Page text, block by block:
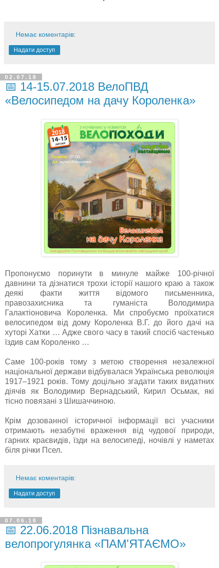
Немає коментарів:
Надати доступ
02.07.18
📅 14-15.07.2018 ВелоПВД
«Велосипедом на дачу Короленка»
Пропонуємо поринути в минуле майже 100-річної
давнини та дізнатися трохи історії нашого краю а також
деякі факти життя відомого письменника,
правозахисника та гуманіста Володимира
Галактіоновича Короленка. Ми спробуємо проїхатися
велосипедом від дому Короленка В.Г. до його дачі на
хуторі Хатки … Адже свого часу в такий спосіб частенько
їздив сам Короленко …
Саме 100-років тому з метою створення незалежної
національної держави відбувалася Українська революція
1917–1921 років. Тому доцільно згадати таких видатних
діячів як Володимир Вернадський, Кирил Осьмак, які
тісно повязані з Шишаччиною.
Крім дозованної історичної інформації всі учасники
отримають незабутні враження від чудової природи,
гарних краєвидів, їзди на велосипеді, ночівлі у наметах
біля річки Псел.
Немає коментарів:
Надати доступ
07.06.18
📅 22.06.2018 Пізнавальна
велопрогулянка «ПАМ'ЯТАЄМО»